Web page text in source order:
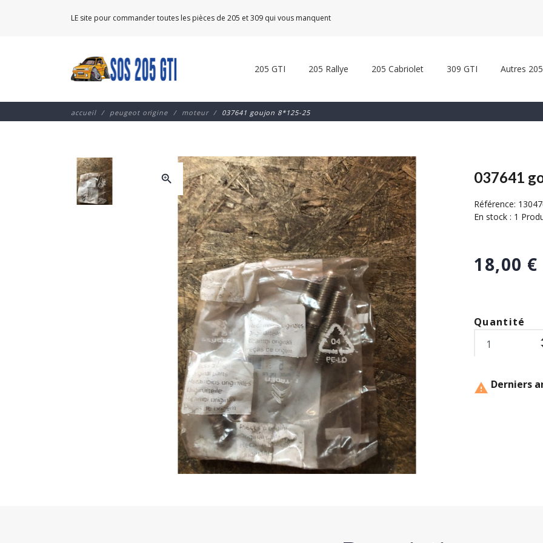
LE site pour commander toutes les pièces de 205 et 309 qui vous manquent
205 GTI 205 Rallye 205 Cabriolet 309 GTI Autres 205
accueil peugeot origine moteur 037641 goujon 8*125-25
zoom_in 037641
Référence:
En stock : 1
18,00 €
Quantité
 Derniers